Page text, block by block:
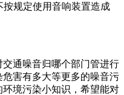
规定使用音响装置造成
交通噪音归哪个部门管进行
害有多大等更多的噪音污
境污染小知识，希望能对